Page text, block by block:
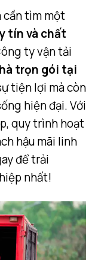
cần tìm một
tín và chất
ty vận tải
trọn gói tại
tiện lợi mà còn
hiện đại. Với
quy trình hoạt
hậu mãi linh
để trải
nhất!